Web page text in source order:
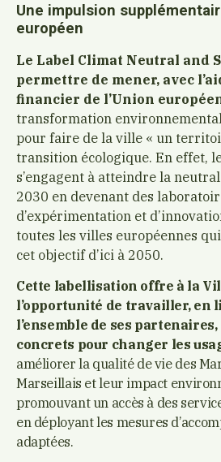
Une impulsion
européen
Le Label Climat Neutral and
permettre de mener, avec
financier de l’Union
transformation
pour faire de la ville « un
transition écologique. En effet,
s’engagent à atteindre la
2030 en devenant des
d’expérimentation et
toutes les villes européennes
cet objectif d’ici à 2050.
Cette labellisation offre à la
l’opportunité de travailler, en
l’ensemble de ses
concrets pour changer les
améliorer la qualité de vie des
Marseillais et leur impact
promouvant un accès à des
en déployant les mesures
adaptées.